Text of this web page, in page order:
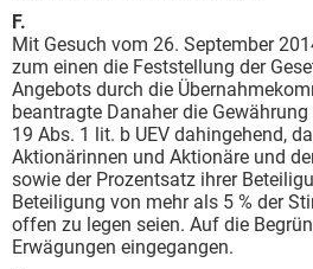
F.
Mit Gesuch vom 26. September
zum einen die Feststellung der
Angebots durch die
beantragte Danaher die
19 Abs. 1 lit. b UEV dahingehend,
Aktionärinnen und Aktionäre und
sowie der Prozentsatz ihrer
Beteiligung von mehr als 5 % der
offen zu legen seien. Auf die
Erwägungen eingegangen.